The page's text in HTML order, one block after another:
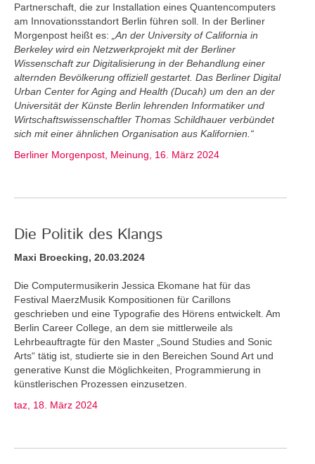
Partnerschaft, die zur Installation eines Quantencomputers
am Innovationsstandort Berlin führen soll. In der Berliner
Morgenpost heißt es:
„An der University of California in
Berkeley wird ein Netzwerkprojekt mit der Berliner
Wissenschaft zur Digitalisierung in der Behandlung einer
alternden Bevölkerung offiziell gestartet. Das Berliner Digital
Urban Center for Aging and Health (Ducah) um den an der
Universität der Künste Berlin lehrenden Informatiker und
Wirtschaftswissenschaftler Thomas Schildhauer verbündet
sich mit einer ähnlichen Organisation aus Kalifornien.“
Berliner Morgenpost, Meinung, 16. März 2024
Die Politik des Klangs
Maxi Broecking, 20.03.2024
Die Computermusikerin Jessica Ekomane hat für das
Festival MaerzMusik Kompositionen für Carillons
geschrieben und eine Typografie des Hörens entwickelt. Am
Berlin Career College, an dem sie mittlerweile als
Lehrbeauftragte für den Master „Sound Studies and Sonic
Arts“ tätig ist, studierte sie in den Bereichen Sound Art und
generative Kunst die Möglichkeiten, Programmierung in
künstlerischen Prozessen einzusetzen.
taz, 18. März 2024